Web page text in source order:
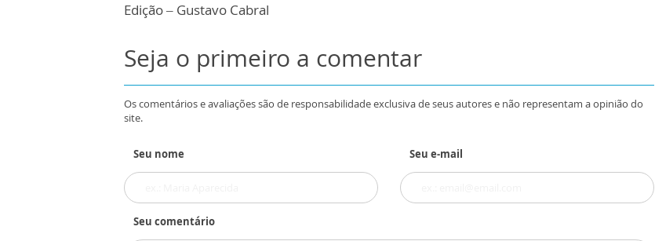
Edição – Gustavo Cabral
Seja o primeiro a comentar
Os comentários e avaliações são de responsabilidade exclusiva de seus autores e não representam a opinião do
site.
Seu nome Seu e-mail
Seu comentário